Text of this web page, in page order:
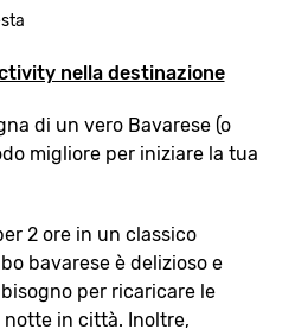
nella destinazione
di un vero Bavarese (o
migliore per iniziare la tua
2 ore in un classico
bavarese è delizioso e
per ricaricare le
in città. Inoltre,